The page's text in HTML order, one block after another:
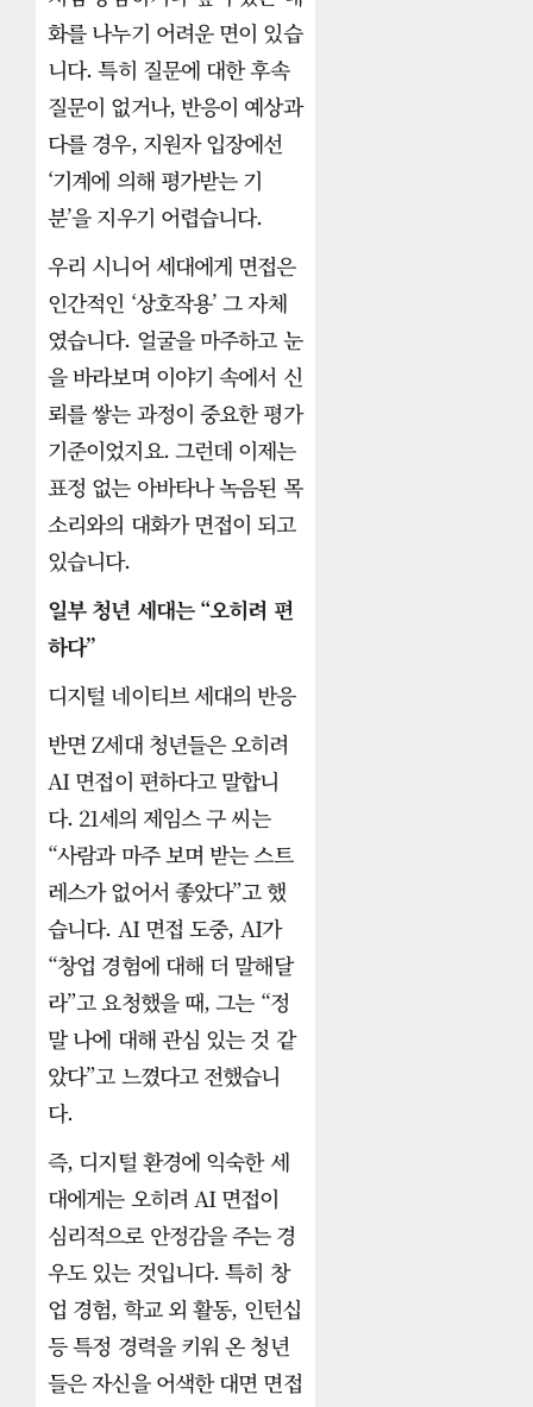
화를 나누기 어려운 면이 있습
니다. 특히 질문에 대한 후속
질문이 없거나, 반응이 예상과
다를 경우, 지원자 입장에선
‘기계에 의해 평가받는 기
분’을 지우기 어렵습니다.
우리 시니어 세대에게 면접은
인간적인 ‘상호작용’ 그 자체
였습니다. 얼굴을 마주하고 눈
을 바라보며 이야기 속에서 신
뢰를 쌓는 과정이 중요한 평가
기준이었지요. 그런데 이제는
표정 없는 아바타나 녹음된 목
소리와의 대화가 면접이 되고
있습니다.
일부 청년 세대는 “오히려 편
하다”
디지털 네이티브 세대의 반응
반면 Z세대 청년들은 오히려
AI 면접이 편하다고 말합니
다. 21세의 제임스 구 씨는
“사람과 마주 보며 받는 스트
레스가 없어서 좋았다”고 했
습니다. AI 면접 도중, AI가
“창업 경험에 대해 더 말해달
라”고 요청했을 때, 그는 “정
말 나에 대해 관심 있는 것 같
았다”고 느꼈다고 전했습니
다.
즉, 디지털 환경에 익숙한 세
대에게는 오히려 AI 면접이
심리적으로 안정감을 주는 경
우도 있는 것입니다. 특히 창
업 경험, 학교 외 활동, 인턴십
등 특정 경력을 키워 온 청년
들은 자신을 어색한 대면 면접